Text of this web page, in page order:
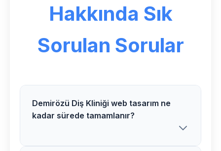
Hakkında Sık
Sorulan Sorular
Demirözü Diş Kliniği web tasarım ne
kadar sürede tamamlanır?